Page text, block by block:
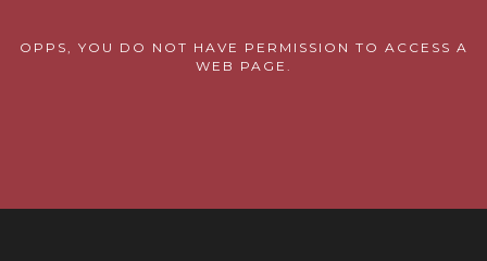
OPPS, YOU DO NOT HAVE PERMISSION TO ACCESS A
WEB PAGE.